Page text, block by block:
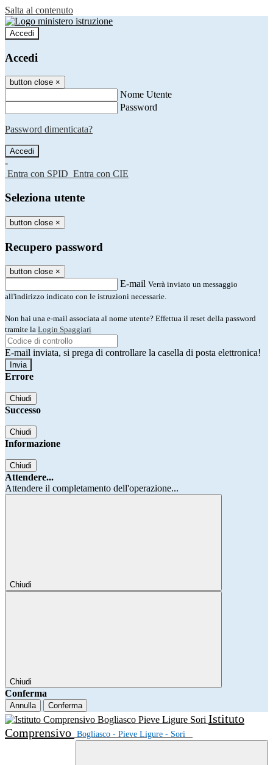
Salta al contenuto
Accedi
Accedi
button close ×
Nome Utente
Password
Password dimenticata?
-
Entra con SPID Entra con CIE
Seleziona utente
button close ×
Recupero password
button close ×
E-mail Verrà inviato un messaggio
all'indirizzo indicato con le istruzioni necessarie.
Non hai una e-mail associata al nome utente? Effettua il reset della password
tramite la Login Spaggiari
E-mail inviata, si prega di controllare la casella di posta elettronica!
Errore
Chiudi
Successo
Chiudi
Informazione
Chiudi
Attendere...
Attendere il completamento dell'operazione...
Chiudi
Chiudi
Conferma
Annulla Conferma
Istituto
Comprensivo Bogliasco - Pieve Ligure - Sori